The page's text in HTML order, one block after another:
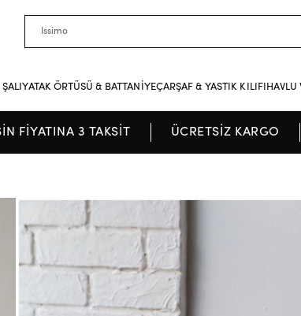
ŞALIYATAK ÖRTÜSÜ & BATTANİYEÇARŞAF & YASTIK KILIFI HAVLU
FİYATINA 3 TAKSİT ÜCRETSİZ KARGO